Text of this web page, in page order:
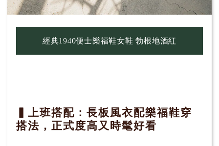
經典1940便士樂福鞋女鞋 勃根地酒紅
▍上班搭配：長板風衣配樂福鞋穿
搭法，正式度高又時髦好看